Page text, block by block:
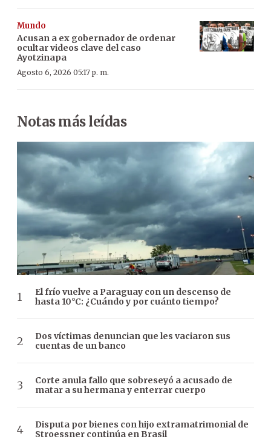
Mundo
Acusan a ex gobernador de ordenar
ocultar videos clave del caso
Ayotzinapa
Agosto 6, 2026 05:17 p. m.
Notas más leídas
El frío vuelve a Paraguay con un descenso de
hasta 10°C: ¿Cuándo y por cuánto tiempo?
Dos víctimas denuncian que les vaciaron sus
cuentas de un banco
Corte anula fallo que sobreseyó a acusado de
matar a su hermana y enterrar cuerpo
Disputa por bienes con hijo extramatrimonial de
Stroessner continúa en Brasil